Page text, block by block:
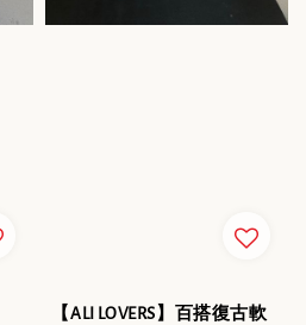
【ALI LOVERS】百搭復古軟